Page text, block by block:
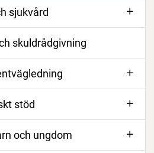
sjukvård
skuldrådgivning
stöd
och ungdom